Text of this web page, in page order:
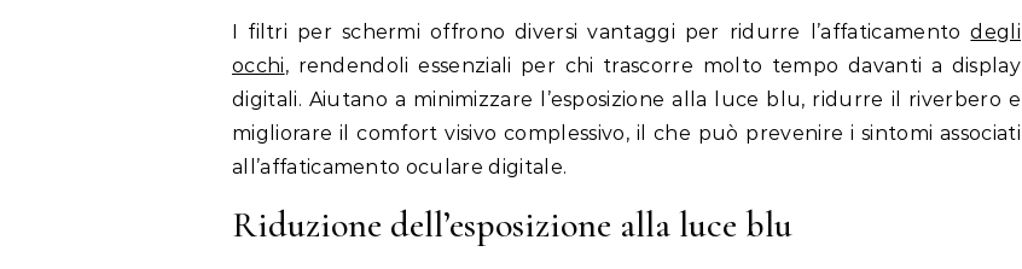
I filtri per schermi offrono diversi vantaggi per ridurre l’affaticamentodegli
occhi, rendendoli essenziali per chi trascorre molto tempo davanti a display
digitali. Aiutano a minimizzare l’esposizione alla luce blu, ridurre il riverbero e
migliorare il comfort visivo complessivo, il che può prevenire i sintomi associati
all’affaticamento oculare digitale.
Riduzione dell’esposizione alla luce blu